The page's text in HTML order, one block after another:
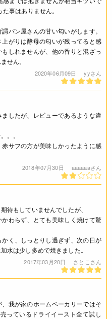
事はありません。
パン屋さんの甘い匂いがします。
がりは酵母の匂いが残ってると感
しれませんが、他の香りと混ざっ
せん。
2020年06月09日 yyさん
したが、レビューであるような違
。。
サフの方が美味しかったように感
2018年07月30日 aaaaaaさん
待もしていませんでしたが、
わらず、とても美味しく焼けて驚
く、しっとりし過ぎず、次の日が
水は少し多めで焼きました。
2017年03月20日 さとこさん
我が家のホームベーカリーではそ
っているドライイースト全て試し